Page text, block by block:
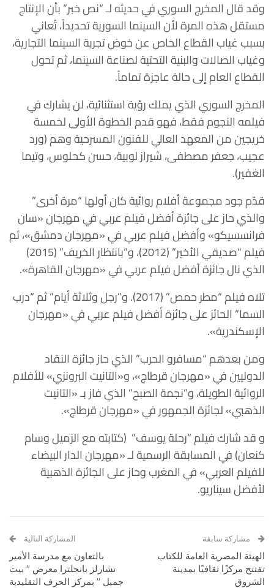
وقد قال المخرج السوري في حديثه لـ “نص خبر” بأن الإنتاج
مستقل هذه المرة لأن السينما السورية تحديداً، تُعاني
بسبب غياب القطاع الخاص عن خوض تجربة السينما التجارية،
وغياب الصالات والبنية التحتية لصناعة السينما، ثم تحول
القطاع العام إلى حالة عاجزة تماماً.
المخرج السوري الذي يملك رؤية استثنائية، لن يشارك في
فيلمه النجوم فقط، فهو قدم الخطوة الأولى لخمسة
خريجين من المعهد العالي للفنون المسرحية وهم (ورد
عجيب، جعفر مصطفى، شيراز لوبية، حسن كحلوس، وتيما
الغفير).
قدّم جود مجموعة أفلام روائية كان أولها “مرة أخرى”
والذي حاز على جائزة أفضل فيلم عربي في مهرجان «سان
فرانسسيكو» وأفضل فيلم عربي في «مهرجان دمشق»، ثم
فيلم “صديقي الأخير” (2012)، و”بانتظار الخريف” (2015)
الذي نال جائزة أفضل فيلم عربي في «مهرجان القاهرة».
تلاه فيلم “مطر حمص” (2017). و”رجل وثلاثة أيام” ثم “درب
السما” الحائز على جائزة أفضل فيلم عربي في «مهرجان
الإسكندرية».
ومن بعدهم “مسافرو الحرب” الذي حاز جائزة النقاد
الدوليين في «مهرجان قرطاج»، و«التانيت البرونزي» للأفلام
الروائية الطويلة، و”نجمة الصبح” الذي فاز بـ «التانيت
الذهبي» لجائزة الجمهور في «مهرجان قرطاج».
و قد شارك فيلم “رحلة يوسف” (كتابته مع الزميل وسام
كنعان) في المسابقة الرسمية لـ «مهرجان الدار البيضاء
للفيلم العربي» في المغرب وحاز على الجائزة الذهبية
لأفضل سيناريو.
مشاركة سابقة
الهيئة المصرية العامة للكتاب
تفتتح مركزًا ثقافيًا بمدينة
الشروق
المشاركة التالية
بالتعاون مع مدرسة الأمير
تشارلز بانجلترا معرض ” بيت
جميل ” بمركز الحرف التقليدية